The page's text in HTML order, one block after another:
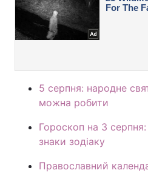
5 серпня: народне
можна робити
Гороскоп на 3
знаки зодіаку
Православний